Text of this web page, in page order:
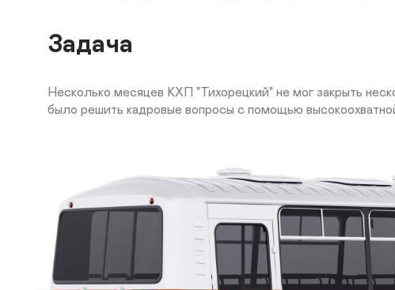
Задача
Несколько месяцев КХП "Тихорецкий" не мог закрыть
было решить кадровые вопросы с помощью